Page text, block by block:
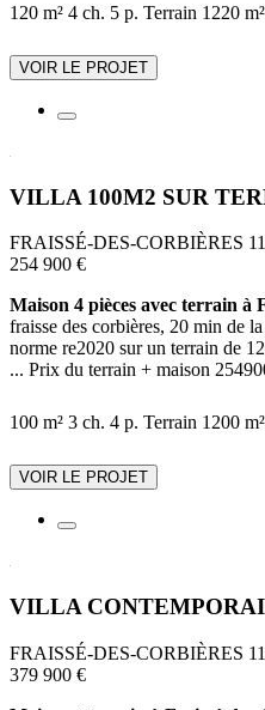
120 m² 4 ch. 5 p. Terrain 1220 m²
VOIR LE PROJET
VILLA 100M2 SUR
FRAISSÉ-DES-CORBIÈRES
254 900 €
Maison 4 pièces avec terrain à
fraisse des corbières, 20 min de
norme re2020 sur un terrain de
... Prix du terrain + maison
100 m² 3 ch. 4 p. Terrain 1200 m²
VOIR LE PROJET
VILLA
FRAISSÉ-DES-CORBIÈRES
379 900 €